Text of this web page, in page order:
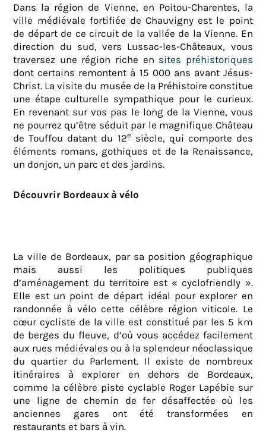
Dans la région de Vienne, en Poitou-Charentes, la
ville médiévale fortifiée de Chauvigny est le point
de départ de ce circuit de la vallée de la Vienne. En
direction du sud, vers Lussac-les-Châteaux, vous
traversez une région riche en sites préhistoriques
dont certains remontent à 15 000 ans avant Jésus-
Christ. La visite du musée de la Préhistoire constitue
une étape culturelle sympathique pour le curieux.
En revenant sur vos pas le long de la Vienne, vous
ne pourrez qu’être séduit par le magnifique Château
de Touffou datant du 12e siècle, qui comporte des
éléments romans, gothiques et de la Renaissance,
un donjon, un parc et des jardins.
Découvrir Bordeaux à vélo
La ville de Bordeaux, par sa position géographique
mais aussi les politiques publiques
d’aménagement du territoire est « cyclofriendly ».
Elle est un point de départ idéal pour explorer en
randonnée à vélo cette célèbre région viticole. Le
cœur cycliste de la ville est constitué par les 5 km
de berges du fleuve, d’où vous accédez facilement
aux rues médiévales ou à la splendeur néoclassique
du quartier du Parlement. Il existe de nombreux
itinéraires à explorer en dehors de Bordeaux,
comme la célèbre piste cyclable Roger Lapébie sur
une ligne de chemin de fer désaffectée où les
anciennes gares ont été transformées en
restaurants et bars à vin.